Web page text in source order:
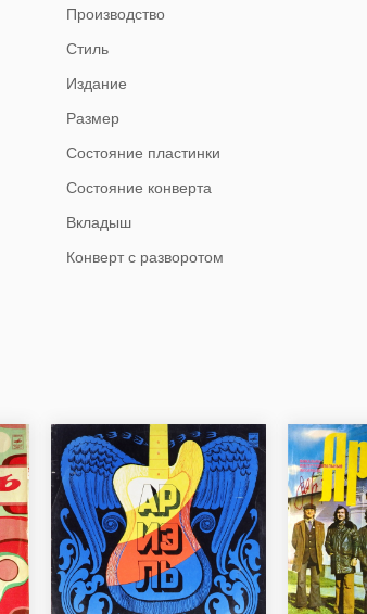
Производство
Стиль
Издание
Размер
Состояние пластинки
Состояние конверта
Вкладыш
Конверт с разворотом